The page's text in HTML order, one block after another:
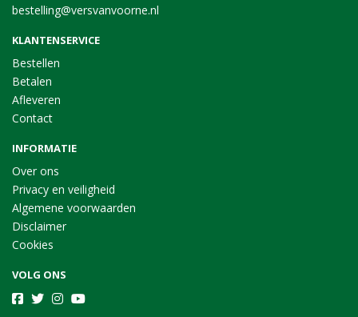
bestelling@versvanvoorne.nl
KLANTENSERVICE
Bestellen
Betalen
Afleveren
Contact
INFORMATIE
Over ons
Privacy en veiligheid
Algemene voorwaarden
Disclaimer
Cookies
VOLG ONS